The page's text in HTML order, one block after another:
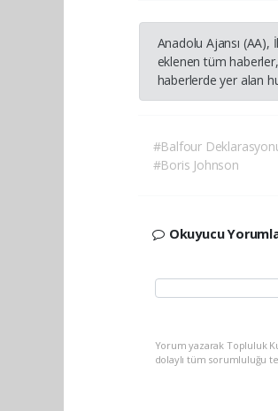
Anadolu Ajansı (AA),
eklenen tüm
haberlerde yer alan
#Balfour
#Boris Johnson
Okuyucu
Yorum yazarak Topluluk
dolaylı tüm sorumluluğu